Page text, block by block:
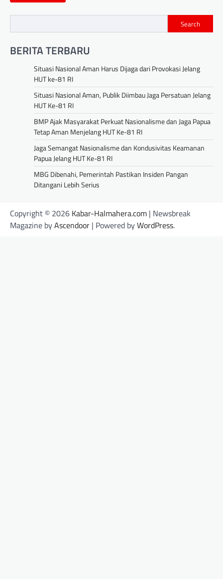
Search
BERITA TERBARU
Situasi Nasional Aman Harus Dijaga dari Provokasi Jelang
HUT ke-81 RI
Situasi Nasional Aman, Publik Diimbau Jaga Persatuan Jelang
HUT Ke-81 RI
BMP Ajak Masyarakat Perkuat Nasionalisme dan Jaga Papua
Tetap Aman Menjelang HUT Ke-81 RI
Jaga Semangat Nasionalisme dan Kondusivitas Keamanan
Papua Jelang HUT Ke-81 RI
MBG Dibenahi, Pemerintah Pastikan Insiden Pangan
Ditangani Lebih Serius
Copyright © 2026 Kabar-Halmahera.com | Newsbreak
Magazine byAscendoor | Powered byWordPress.